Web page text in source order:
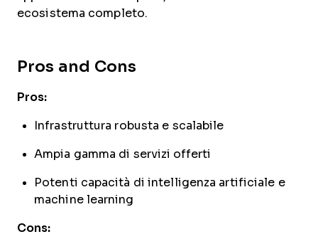
ecosistema completo.
Pros and Cons
Pros:
Infrastruttura robusta e scalabile
Ampia gamma di servizi offerti
Potenti capacità di intelligenza artificiale e
machine learning
Cons: